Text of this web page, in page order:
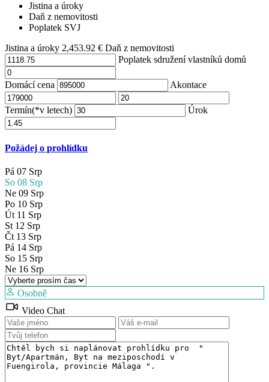
Jistina a úroky
Daň z nemovitosti
Poplatek SVJ
Jistina a úroky 2,453.92 €Daň z nemovitosti
Poplatek sdružení vlastníků domů
Domácí cena Akontace
Termín(*v letech) Úrok
Požádej o prohlídku
Pá 07 Srp
So 08 Srp
Ne 09 Srp
Po 10 Srp
Út 11 Srp
St 12 Srp
Čt 13 Srp
Pá 14 Srp
So 15 Srp
Ne 16 Srp
Osobně
Video Chat